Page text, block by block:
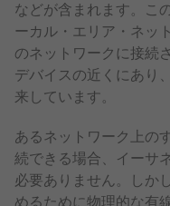
などが含まれます。こ
ーカル・エリア・ネッ
のネットワークに接続
デバイスの近くにあり
来しています。
あるネットワーク上の
続できる場合、イーサ
必要ありません。しか
めるために物理的な有